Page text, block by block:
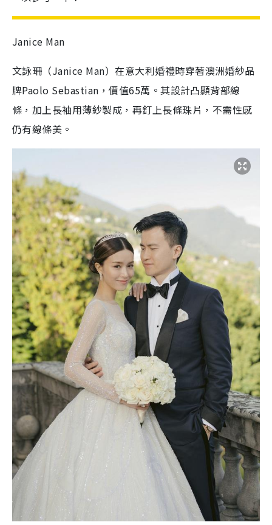
Janice Man
文詠珊（Janice Man）在意大利婚禮時穿著澳洲婚紗品
牌Paolo Sebastian，價值65萬。其設計凸顯背部線
條，加上長袖用薄紗製成，再釘上長條珠片，不需性感
仍有線條美。